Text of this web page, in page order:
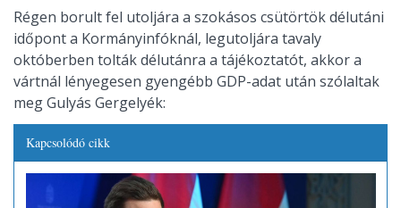
Régen borult fel utoljára a szokásos csütörtök délutáni
időpont a Kormányinfóknál, legutoljára tavaly
októberben tolták délutánra a tájékoztatót, akkor a
vártnál lényegesen gyengébb GDP-adat után szólaltak
meg Gulyás Gergelyék:
Kapcsolódó cikk